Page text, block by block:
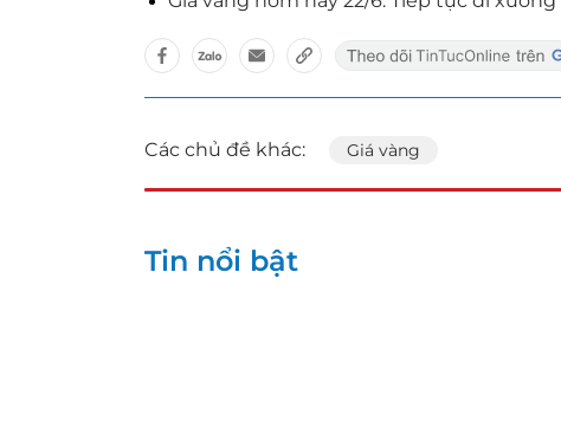
Các chủ đề khác: Giá vàng
Tin nổi bật